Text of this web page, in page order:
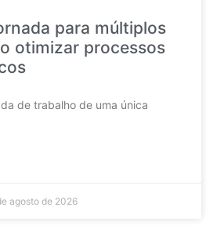
para múltiplos
otimizar processos
de trabalho de uma única
agosto de 2026